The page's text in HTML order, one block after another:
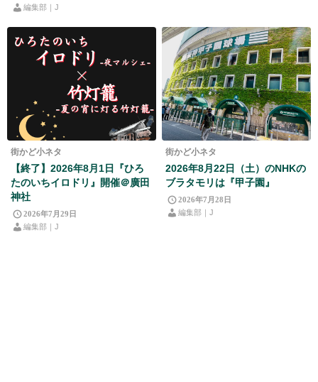
編集部｜J
街かど小ネタ
【終了】2026年8月1日『ひろ
たのいちイロドリ』開催＠廣田
神社
2026年7月29日
編集部｜J
街かど小ネタ
2026年8月22日（土）のNHKの
ブラタモリは『甲子園』
2026年7月28日
編集部｜J